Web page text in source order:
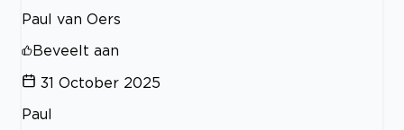
Paul van Oers
Beveelt aan
31 October 2025
Paul